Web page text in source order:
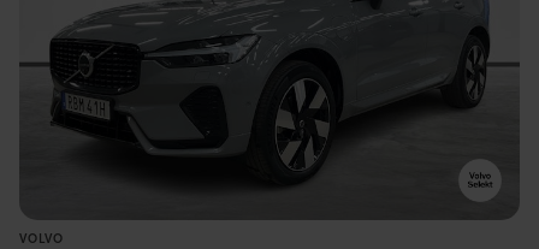
VOLVO